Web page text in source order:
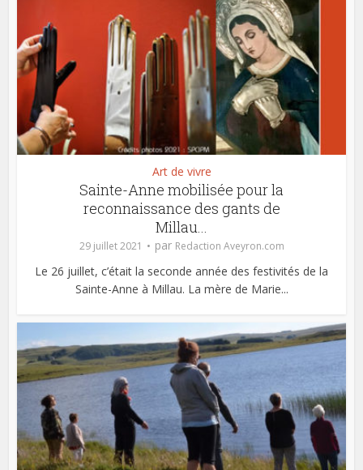
Art de vivre
Sainte-Anne mobilisée pour la
reconnaissance des gants de
Millau...
29 juillet 2021 par Redaction Aveyron.com
Le 26 juillet, c’était la seconde année des festivités de la
Sainte-Anne à Millau. La mère de Marie...